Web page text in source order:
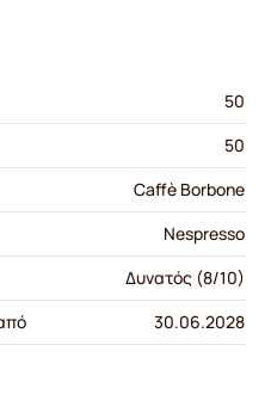
50
50
Caffè Borbone
Nespresso
Δυνατός (8/10)
30.06.2028